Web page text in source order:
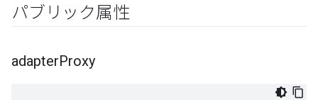
パブリック属性
adapterProxy